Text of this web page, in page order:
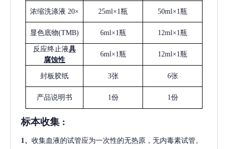
浓缩洗涤液 20× 25ml×1瓶 50ml×1瓶
显色底物(TMB) 6ml×1瓶 12ml×1瓶
反应终止液具
腐蚀性
6ml×1瓶 12ml×1瓶
封板胶纸 3张 6张
产品说明书 1份 1份
标本收集 :
1、 收集血液的试管应为一次性的无热原，无内毒素试管。